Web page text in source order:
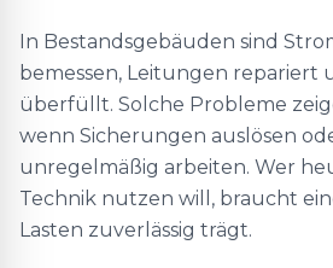
In Bestandsgebäuden sind
bemessen, Leitungen repariert
überfüllt. Solche Probleme
wenn Sicherungen auslösen
unregelmäßig arbeiten. Wer
Technik nutzen will, braucht
Lasten zuverlässig trägt.